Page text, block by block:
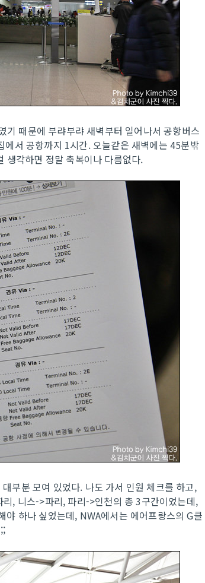
때문에 부랴부랴 새벽부터 일어나서 공항버스
서 공항까지 1시간. 오늘같은 새벽에는 45분밖
생각하면 정말 축복이나 다름없다.
부분 모여 있었다. 나도 가서 인원 체크를 하고,
, 니스->파리, 파리->인천의 총 3구간이었는데,
하나 싶었는데, NWA에서는 에어프랑스의 G클